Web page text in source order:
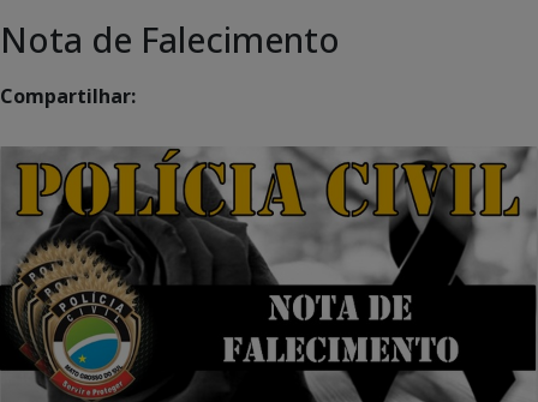
Nota de Falecimento
Compartilhar: